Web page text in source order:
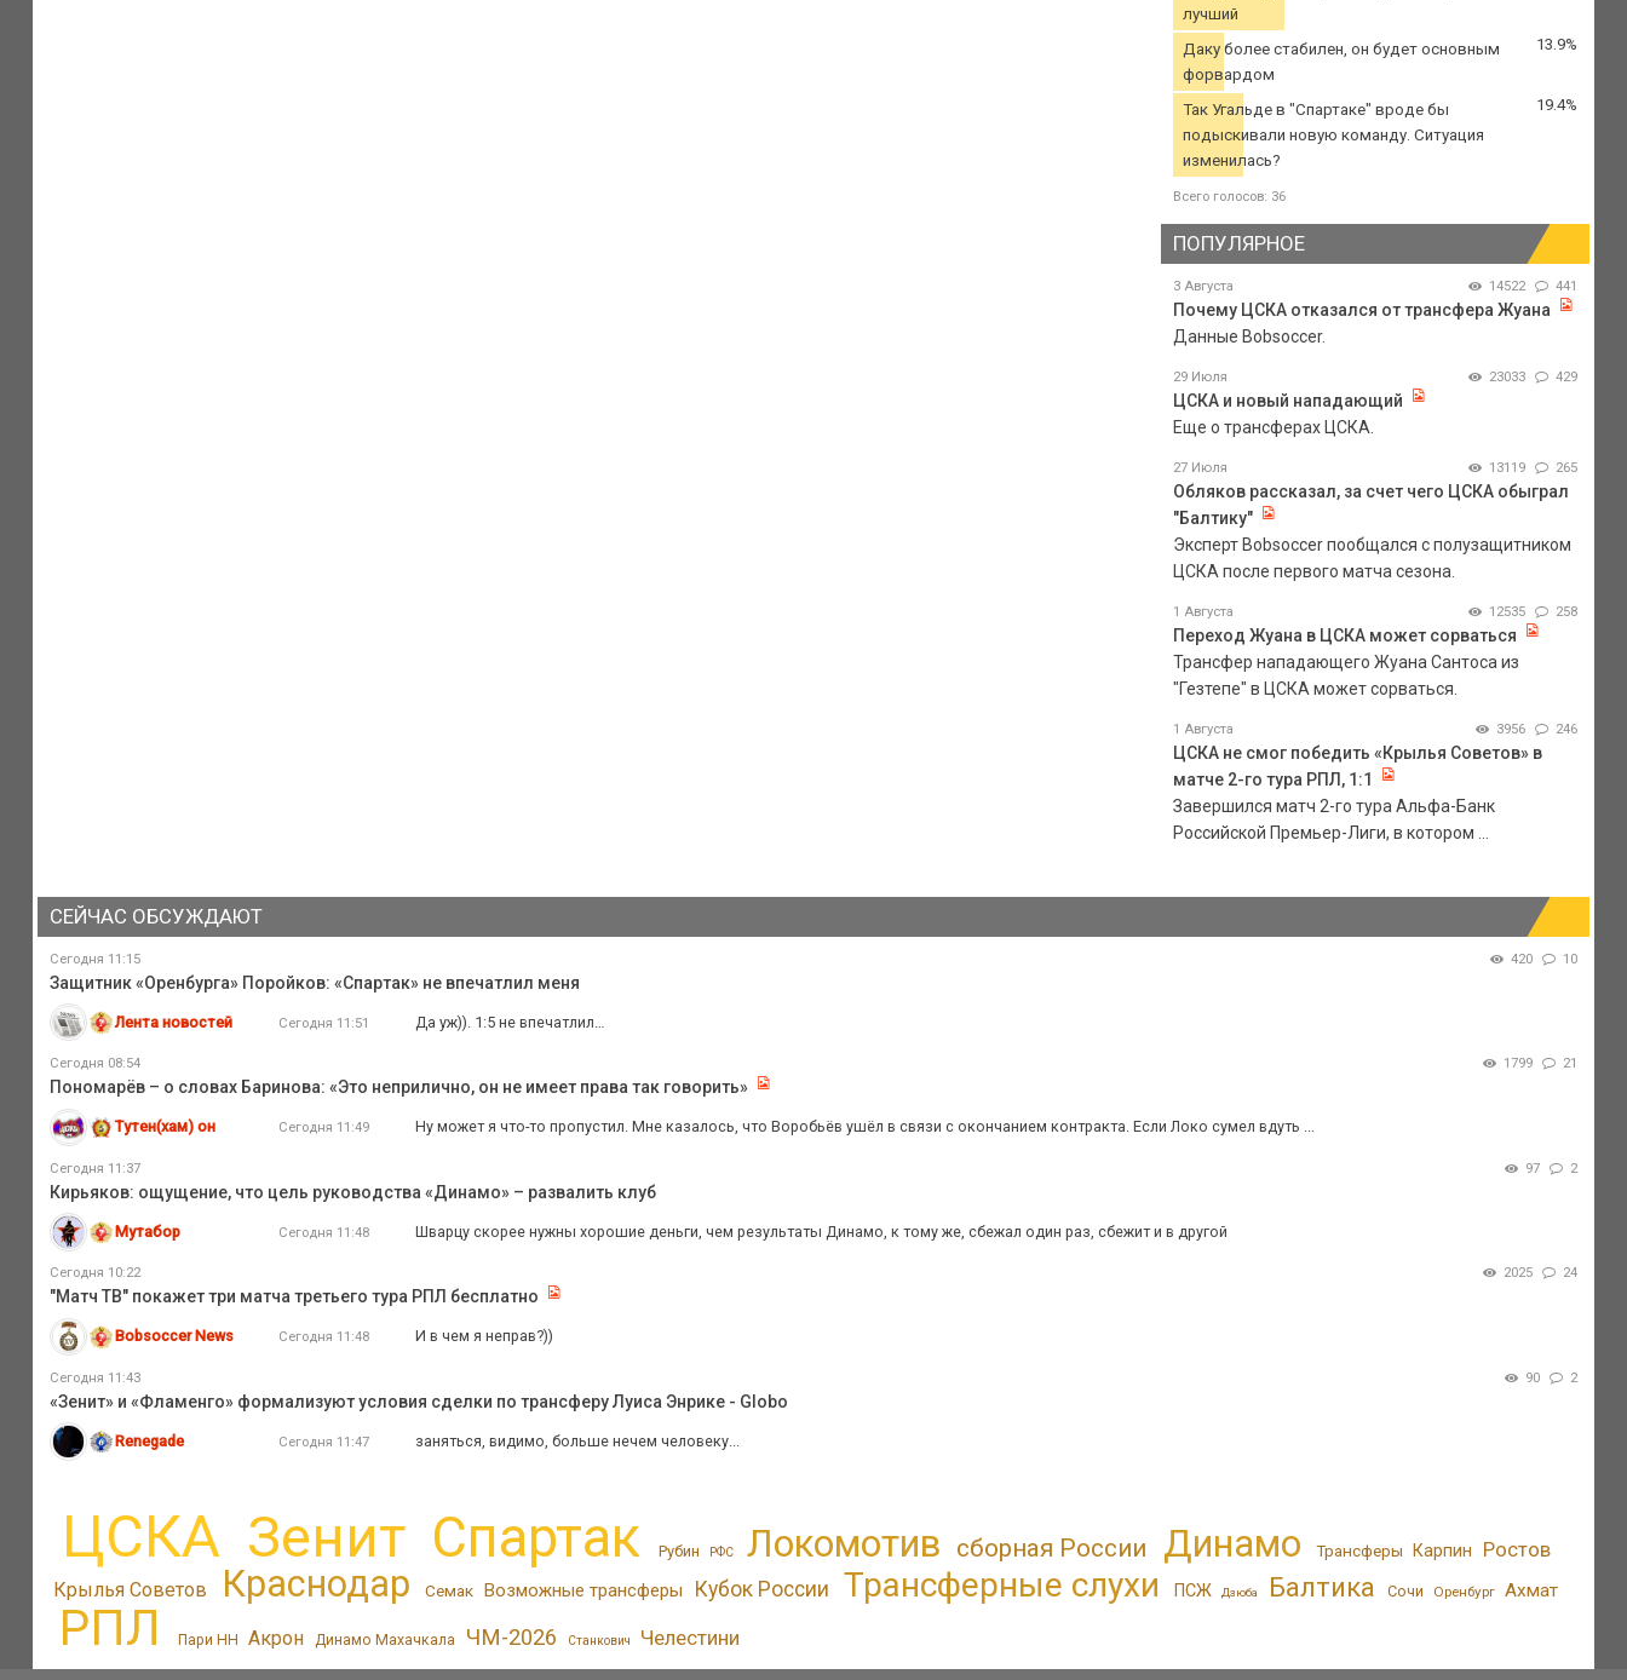
лучший
Даку более стабилен, он будет основным
форвардом
13.9%
Так Угальде в "Спартаке" вроде бы
подыскивали новую команду. Ситуация
изменилась?
19.4%
Всего голосов: 36
ПОПУЛЯРНОЕ
3 Августа 14522 441
Почему ЦСКА отказался от трансфера Жуана
Данные Bobsoccer.
29 Июля 23033 429
ЦСКА и новый нападающий
Еще о трансферах ЦСКА.
27 Июля 13119 265
Обляков рассказал, за счет чего ЦСКА обыграл
"Балтику"
Эксперт Bobsoccer пообщался с полузащитником
ЦСКА после первого матча сезона.
1 Августа 12535 258
Переход Жуана в ЦСКА может сорваться
Трансфер нападающего Жуана Сантоса из
"Гезтепе" в ЦСКА может сорваться.
1 Августа 3956 246
ЦСКА не смог победить «Крылья Советов» в
матче 2-го тура РПЛ, 1:1
Завершился матч 2-го тура Альфа-Банк
Российской Премьер-Лиги, в котором ...
СЕЙЧАС ОБСУЖДАЮТ
Сегодня 11:15 420 10
Защитник «Оренбурга» Поройков: «Спартак» не впечатлил меня
Лента новостей Сегодня 11:51 Да уж)). 1:5 не впечатлил…
Сегодня 08:54 1799 21
Пономарёв – о словах Баринова: «Это неприлично, он не имеет права так говорить»
Тутен(хам) он Сегодня 11:49 Ну может я что-то пропустил. Мне казалось, что Воробьёв ушёл в связи с окончанием контракта. Если Локо сумел вдуть ...
Сегодня 11:37 97 2
Кирьяков: ощущение, что цель руководства «Динамо» – развалить клуб
Мутабор Сегодня 11:48 Шварцу скорее нужны хорошие деньги, чем результаты Динамо, к тому же, сбежал один раз, сбежит и в другой
Сегодня 10:22 2025 24
"Матч ТВ" покажет три матча третьего тура РПЛ бесплатно
Bobsoccer News Сегодня 11:48 И в чем я неправ?))
Сегодня 11:43 90 2
«Зенит» и «Фламенго» формализуют условия сделки по трансферу Луиса Энрике - Globo
Renegade Сегодня 11:47 заняться, видимо, больше нечем человеку...
ЦСКА Зенит Спартак Рубин РФС Локомотив сборная России Динамо Трансферы Карпин Ростов
Крылья Советов Краснодар Семак Возможные трансферы Кубок России Трансферные слухи ПСЖ Дзюба Балтика Сочи Оренбург Ахмат
РПЛ Пари НН Акрон Динамо Махачкала ЧМ-2026 Станкович Челестини